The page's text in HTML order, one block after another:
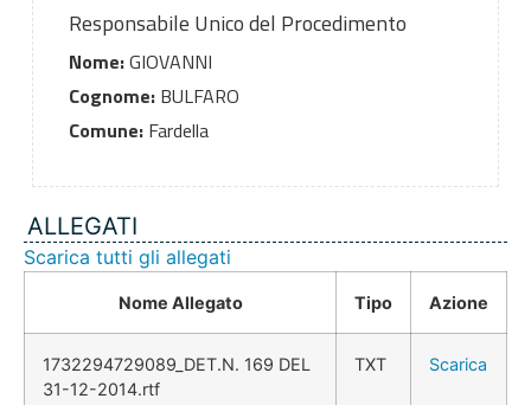
Responsabile Unico del Procedimento
Nome:GIOVANNI
Cognome:BULFARO
Comune:Fardella
ALLEGATI
Scarica tutti gli allegati
Nome Allegato Tipo Azione
1732294729089_DET.N. 169 DEL
31-12-2014.rtf
TXT Scarica